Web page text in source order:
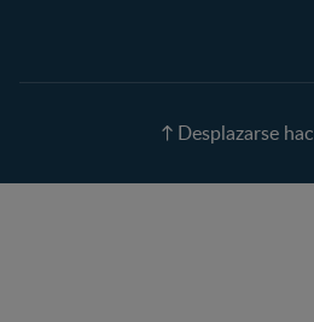
Calculadora de color de
Desplazarse